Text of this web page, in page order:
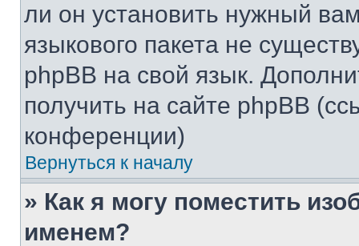
ли он установить нужный
языкового пакета не
phpBB на свой язык.
получить на сайте phpBB
конференции)
Вернуться к началу
» Как я могу поместить
именем?